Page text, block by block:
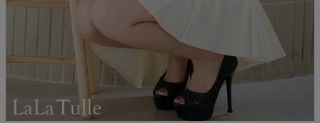
GLAMOROUS